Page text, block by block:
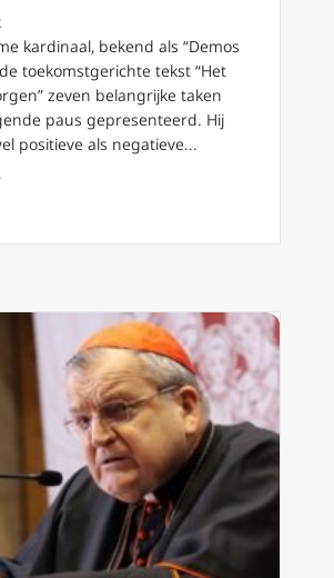
kardinaal, bekend als “Demos
toekomstgerichte tekst “Het
zeven belangrijke taken
paus gepresenteerd. Hij
positieve als negatieve...
about Anonieme kardinaal ‘Demos II’ stelt